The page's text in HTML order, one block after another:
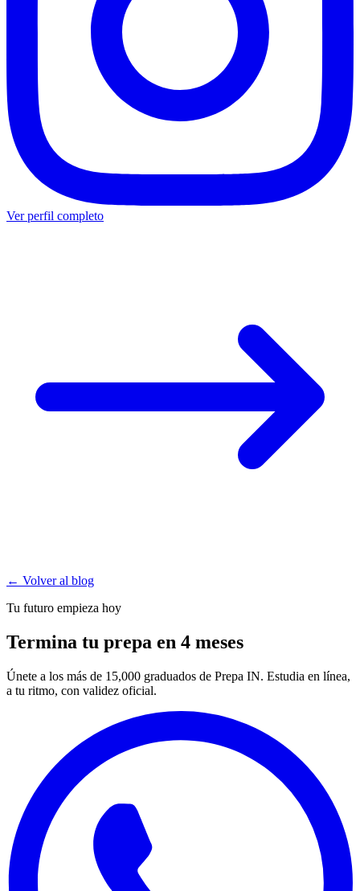
Ver perfil completo
← Volver al blog
Tu futuro empieza hoy
Termina tu prepa en 4 meses
Únete a los más de 15,000 graduados de Prepa IN. Estudia en línea,
a tu ritmo, con validez oficial.